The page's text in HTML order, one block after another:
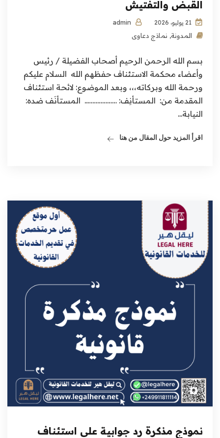
القبض والتفتيش
المدونة, نماذج دعاوى
بسم الله الرحمن الرحيم أصحاب الفضيلة / رئيس
وأعضاء محكمة الاستئناف حفظهم الله السلام عليكم
ورحمة الله وبركاته،،، وبعد الموضوع: لائحة استئناف
المقدمة من: المستأنِف: ……………….. المستأنَف ضده:
النيابة...
اقرأ المزيد حول المقال من هنا
نموذج مذكرة رد جوابية على استئناف